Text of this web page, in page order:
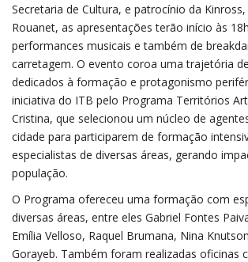
Secretaria de Cultura, e patrocínio da
Rouanet, as apresentações terão início às
performances musicais e também de
carretagem. O evento coroa uma trajetória
dedicados à formação e protagonismo
iniciativa do ITB pelo Programa Territórios
Cristina, que selecionou um núcleo de
cidade para participarem de formação
especialistas de diversas áreas, gerando
população.
O Programa ofereceu uma formação com
diversas áreas, entre eles Gabriel Fontes
Emília Velloso, Raquel Brumana, Nina
Gorayeb. Também foram realizadas oficinas